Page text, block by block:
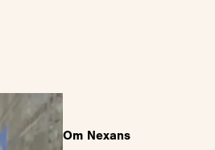
Om Nexans